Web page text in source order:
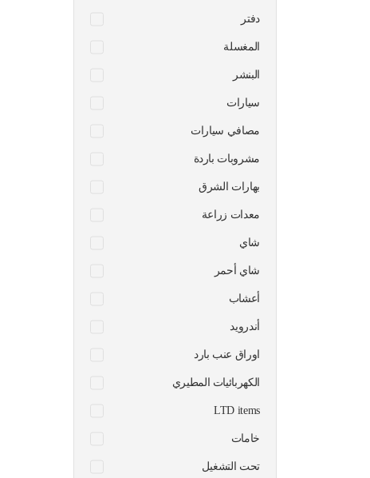
دفتر
المغسلة
البنشر
سيارات
مصافي سيارات
مشروبات باردة
بهارات الشرق
معدات زراعة
شاي
شاي أحمر
أعشاب
أندرويد
اوراق عنب بارد
الكهربائيات المطيري
LTD items
خامات
تحت التشغيل